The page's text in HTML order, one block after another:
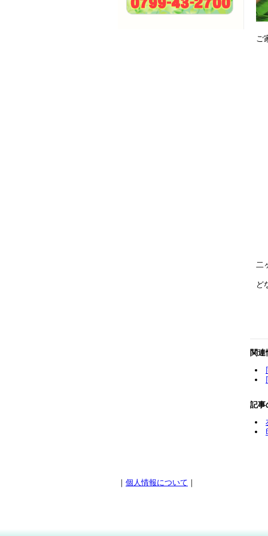
ご
二
ど
関連
記事
｜ 個人情報について ｜